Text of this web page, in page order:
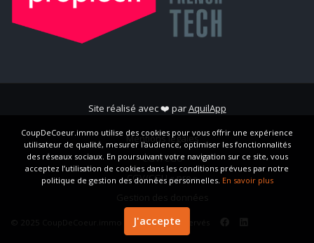
CoupDeCoeur.immo utilise des cookies pour vous offrir une expérience
utilisateur de qualité, mesurer l'audience, optimiser les fonctionnalités
des réseaux sociaux. En poursuivant votre navigation sur ce site, vous
acceptez l’utilisation de cookies dans les conditions prévues par notre
politique de gestion des données personnelles. En savoir plus
J'accepte
Site réalisé avec ❤️ parAquilApp
Mentions légales
CGV/CGU
CGV/CGU « pro »
| Tous droits réservés